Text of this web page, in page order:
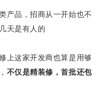
产品，招商从一开始也不
天是有人的
上这家开发商也算是用够
不仅是精装修，首批还包